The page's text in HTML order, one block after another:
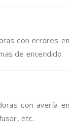
con errores en
de encendido.
con avería en
etc.